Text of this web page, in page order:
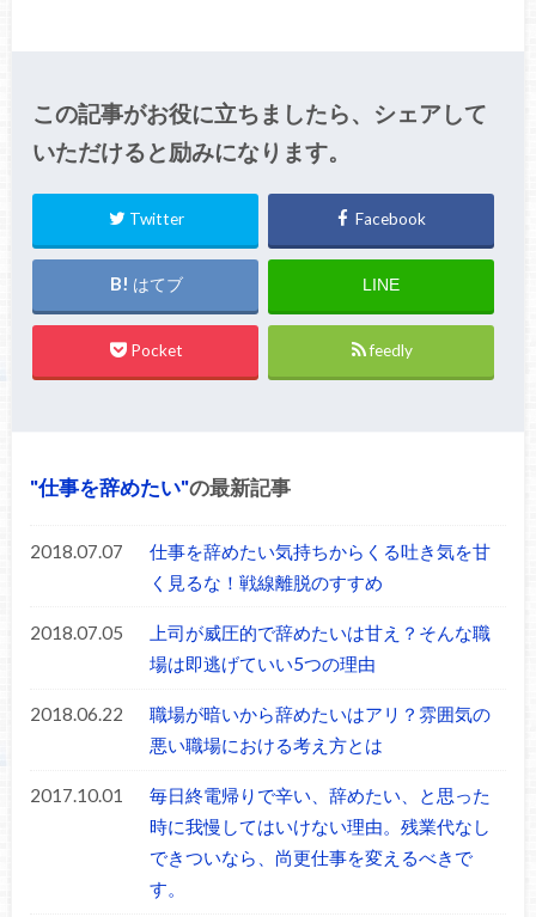
この記事がお役に立ちましたら、シェアして
いただけると励みになります。
Twitter Facebook
はてブ LINE
Pocket feedly
仕事を辞めたい の最新記事
2018.07.07
仕事を辞めたい気持ちからくる吐き気を甘
く見るな！戦線離脱のすすめ
2018.07.05
上司が威圧的で辞めたいは甘え？そんな職
場は即逃げていい5つの理由
2018.06.22
職場が暗いから辞めたいはアリ？雰囲気の
悪い職場における考え方とは
2017.10.01
毎日終電帰りで辛い、辞めたい、と思った
時に我慢してはいけない理由。残業代なし
できついなら、尚更仕事を変えるべきで
す。